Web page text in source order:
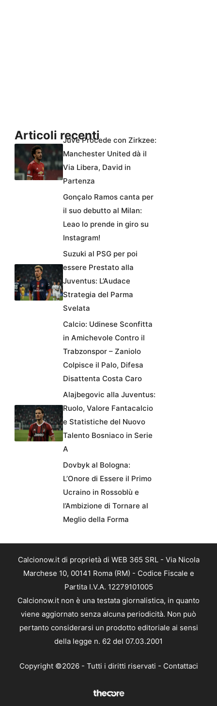
Articoli recentiJuve Procede con Zirkzee:
Manchester United dà il
Via Libera, David in
Partenza
Gonçalo Ramos canta per
il suo debutto al Milan:
Leao lo prende in giro su
Instagram!
Suzuki al PSG per poi
essere Prestato alla
Juventus: L’Audace
Strategia del Parma
Svelata
Calcio: Udinese Sconfitta
in Amichevole Contro il
Trabzonspor – Zaniolo
Colpisce il Palo, Difesa
Disattenta Costa Caro
Alajbegovic alla Juventus:
Ruolo, Valore Fantacalcio
e Statistiche del Nuovo
Talento Bosniaco in Serie
A
Dovbyk al Bologna:
L’Onore di Essere il Primo
Ucraino in Rossoblù e
l’Ambizione di Tornare al
Meglio della Forma
Calcionow.it di proprietà di WEB 365 SRL - Via Nicola
Marchese 10, 00141 Roma (RM) - Codice Fiscale e
Partita I.V.A. 12279101005
Calcionow.it non è una testata giornalistica, in quanto
viene aggiornato senza alcuna periodicità. Non può
pertanto considerarsi un prodotto editoriale ai sensi
della legge n. 62 del 07.03.2001
Copyright ©2026 - Tutti i diritti riservati - Contattaci